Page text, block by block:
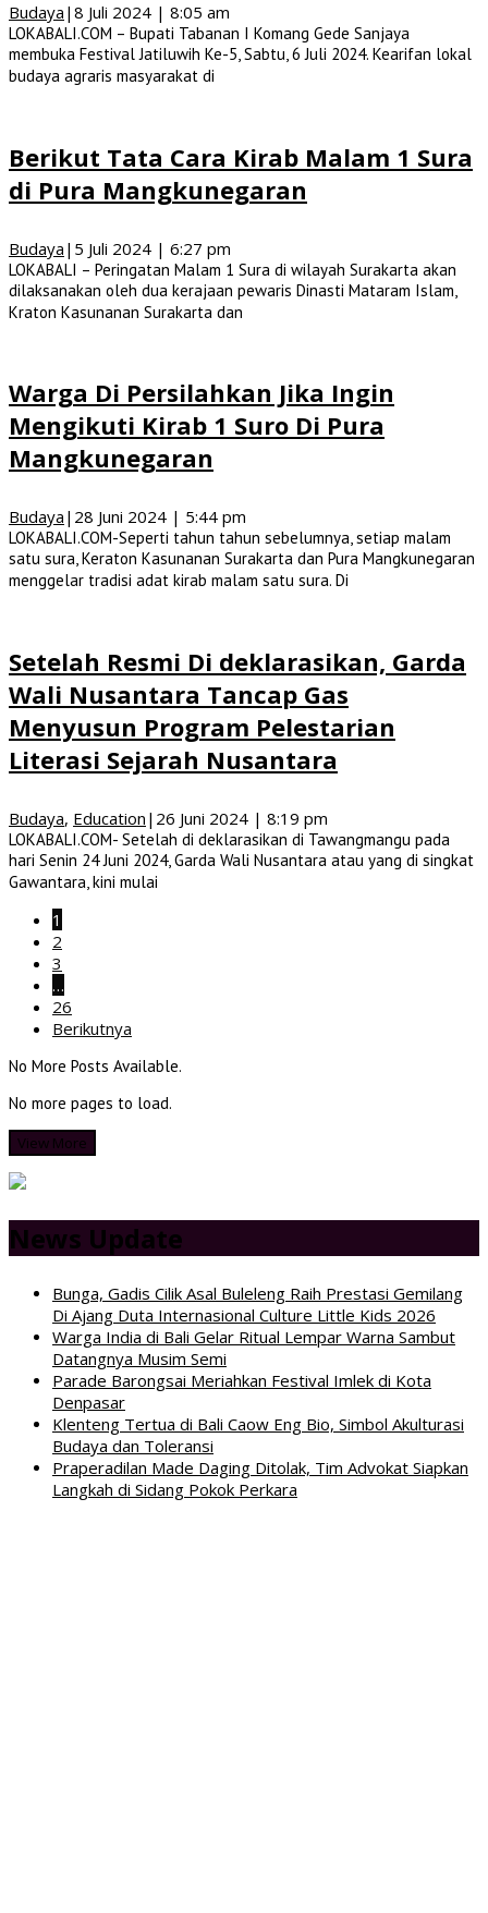
Budaya | 8 Juli 2024 | 8:05 am
LOKABALI.COM – Bupati Tabanan I Komang Gede Sanjaya
membuka Festival Jatiluwih Ke-5, Sabtu, 6 Juli 2024. Kearifan lokal
budaya agraris masyarakat di
Berikut Tata Cara Kirab Malam 1 Sura
di Pura Mangkunegaran
Budaya | 5 Juli 2024 | 6:27 pm
LOKABALI – Peringatan Malam 1 Sura di wilayah Surakarta akan
dilaksanakan oleh dua kerajaan pewaris Dinasti Mataram Islam,
Kraton Kasunanan Surakarta dan
Warga Di Persilahkan Jika Ingin
Mengikuti Kirab 1 Suro Di Pura
Mangkunegaran
Budaya | 28 Juni 2024 | 5:44 pm
LOKABALI.COM-Seperti tahun tahun sebelumnya, setiap malam
satu sura, Keraton Kasunanan Surakarta dan Pura Mangkunegaran
menggelar tradisi adat kirab malam satu sura. Di
Setelah Resmi Di deklarasikan, Garda
Wali Nusantara Tancap Gas
Menyusun Program Pelestarian
Literasi Sejarah Nusantara
Budaya, Education | 26 Juni 2024 | 8:19 pm
LOKABALI.COM- Setelah di deklarasikan di Tawangmangu pada
hari Senin 24 Juni 2024, Garda Wali Nusantara atau yang di singkat
Gawantara, kini mulai
1
2
3
…
26
Berikutnya
No More Posts Available.
No more pages to load.
View More
News Update
Bunga, Gadis Cilik Asal Buleleng Raih Prestasi Gemilang
Di Ajang Duta Internasional Culture Little Kids 2026
Warga India di Bali Gelar Ritual Lempar Warna Sambut
Datangnya Musim Semi
Parade Barongsai Meriahkan Festival Imlek di Kota
Denpasar
Klenteng Tertua di Bali Caow Eng Bio, Simbol Akulturasi
Budaya dan Toleransi
Praperadilan Made Daging Ditolak, Tim Advokat Siapkan
Langkah di Sidang Pokok Perkara